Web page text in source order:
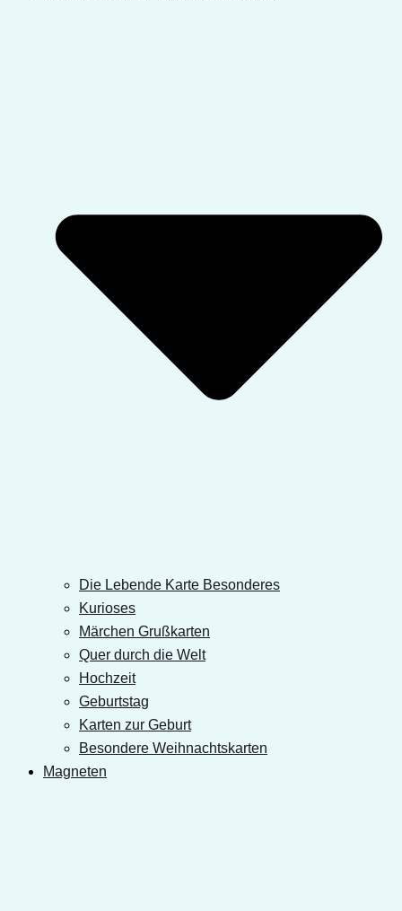
Die Lebende Karte Besonderes
Kurioses
Märchen Grußkarten
Quer durch die Welt
Hochzeit
Geburtstag
Karten zur Geburt
Besondere Weihnachtskarten
Magneten